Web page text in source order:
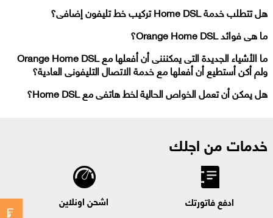
هل تتطلب خدمة Home DSL تركيب خط تليفون إضافى؟
ما هى فوائد Orange Home DSL؟
ما الأشياء الجديدة التى يمكنننى أن أفعلها مع Orange Home DSL
ولم أكن أستطيع أن أفعلها مع خدمة الاتصال التليفونى العادية؟
هل يمكن أن تعمل الخواص الحالية لخط هاتفى مع Home DSL؟
خدمات من اجلك
ادفع فاتورتك اشحن اونلاين